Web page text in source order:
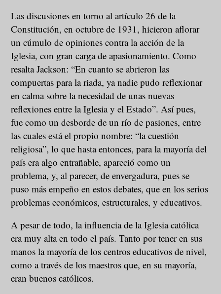
Las discusiones en torno al artículo 26 de la
Constitución, en octubre de 1931, hicieron aflorar
un cúmulo de opiniones contra la acción de la
Iglesia, con gran carga de apasionamiento. Como
resalta Jackson: “En cuanto se abrieron las
compuertas para la riada, ya nadie pudo reflexionar
en calma sobre la necesidad de unas nuevas
reflexiones entre la Iglesia y el Estado”. Así pues,
fue como un desborde de un río de pasiones, entre
las cuales está el propio nombre: “la cuestión
religiosa”, lo que hasta entonces, para la mayoría del
país era algo entrañable, apareció como un
problema, y, al parecer, de envergadura, pues se
puso más empeño en estos debates, que en los serios
problemas económicos, estructurales, y educativos.
A pesar de todo, la influencia de la Iglesia católica
era muy alta en todo el país. Tanto por tener en sus
manos la mayoría de los centros educativos de nivel,
como a través de los maestros que, en su mayoría,
eran buenos católicos.